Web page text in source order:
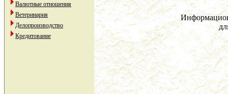
Валютные отношения
Ветеринария
Делопроизводство
Кредитование